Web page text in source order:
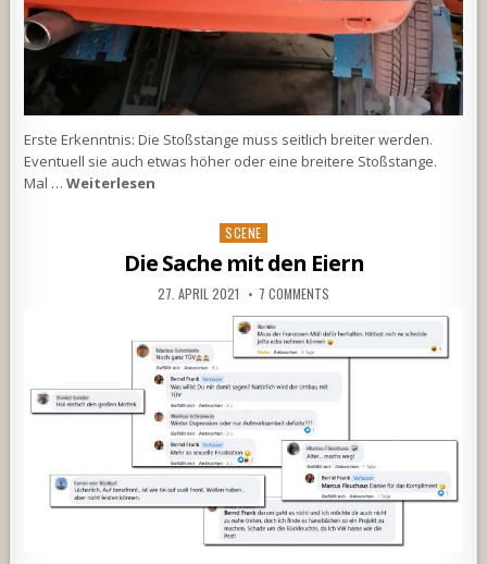
Erste Erkenntnis: Die Stoßstange muss seitlich breiter werden.
Eventuell sie auch etwas höher oder eine breitere Stoßstange.
Mal …Weiterlesen
Posted
SCENE
Die Sache mit den Eiern
27. APRIL 2021 7 COMMENTS